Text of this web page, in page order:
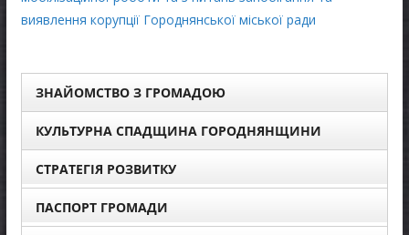
виявлення корупції Городнянської міської ради
ЗНАЙОМСТВО З ГРОМАДОЮ
КУЛЬТУРНА СПАДЩИНА ГОРОДНЯНЩИНИ
СТРАТЕГІЯ РОЗВИТКУ
ПАСПОРТ ГРОМАДИ